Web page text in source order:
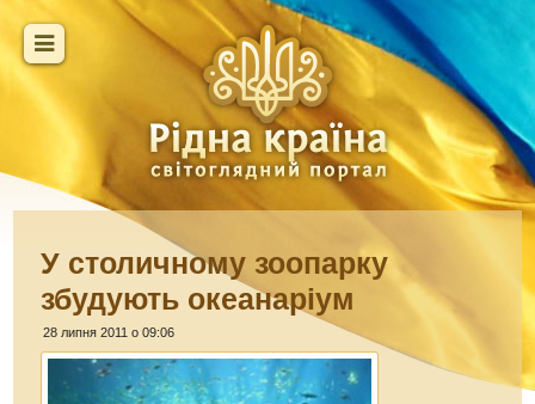
У столичному зоопарку
збудують океанаріум
28 липня 2011 о 09:06